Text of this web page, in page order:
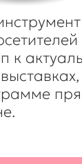
м²
ПОСЕТИТЕЛЕЙ